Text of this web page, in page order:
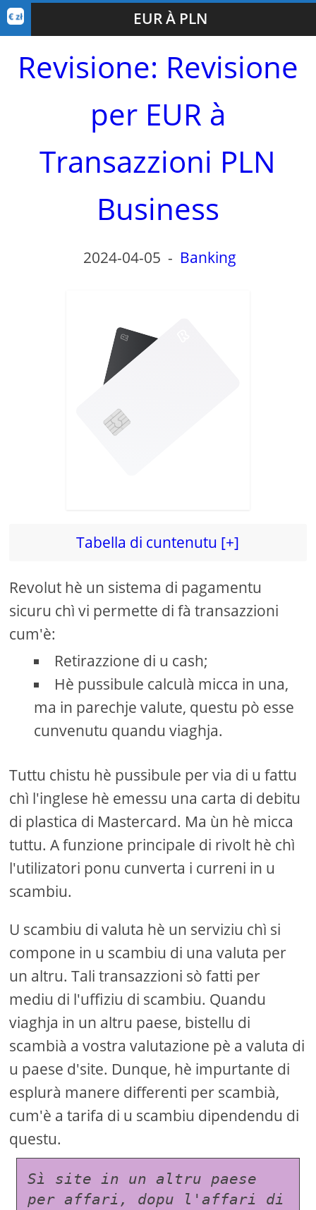
EUR À PLN
Revisione: Revisione
per EUR à
Transazzioni PLN
Business
2024-04-05 - Banking
Tabella di cuntenutu [+]
Revolut hè un sistema di pagamentu
sicuru chì vi permette di fà transazzioni
cum'è:
Retirazzione di u cash;
Hè pussibule calculà micca in una,
ma in parechje valute, questu pò esse
cunvenutu quandu viaghja.
Tuttu chistu hè pussibule per via di u fattu
chì l'inglese hè emessu una carta di debitu
di plastica di Mastercard. Ma ùn hè micca
tuttu. A funzione principale di rivolt hè chì
l'utilizatori ponu cunverta i curreni in u
scambiu.
U scambiu di valuta hè un serviziu chì si
compone in u scambiu di una valuta per
un altru. Tali transazzioni sò fatti per
mediu di l'uffiziu di scambiu. Quandu
viaghja in un altru paese, bistellu di
scambià a vostra valutazione pè a valuta di
u paese d'site. Dunque, hè impurtante di
esplurà manere differenti per scambià,
cum'è a tarifa di u scambiu dipendendu di
questu.
Sì site in un altru paese
per affari, dopu l'affari di